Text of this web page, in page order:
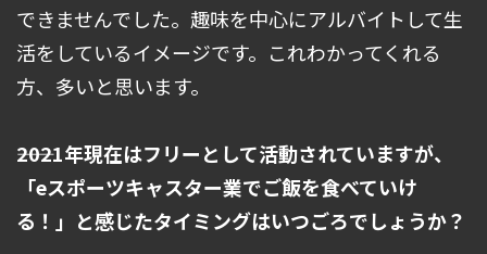
できませんでした。趣味を中心にアルバイトして生
活をしているイメージです。これわかってくれる
方、多いと思います。
――2021年現在はフリーとして活動されていますが、
「eスポーツキャスター業でご飯を食べていけ
る！」と感じたタイミングはいつごろでしょうか？